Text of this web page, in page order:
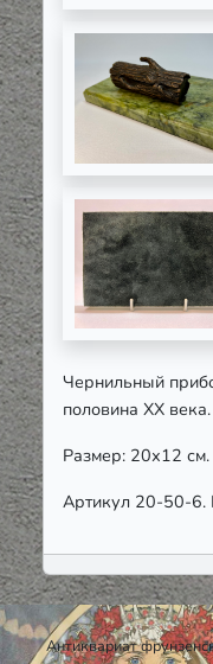
Чернильный
половина ХХ
Размер: 20х12 см.
Артикул 20-50-6.
Антиквариат